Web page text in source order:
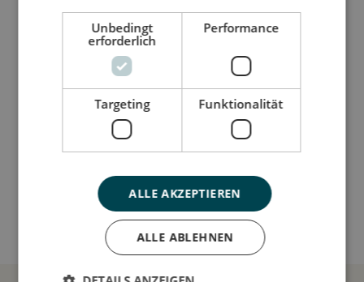
Så stor er jeg
Jeg er lavet af
Sådan plejer du mig
Unbedingt
erforderlich
Performance
Targeting Funktionalität
ALLE AKZEPTIEREN
ALLE ABLEHNEN